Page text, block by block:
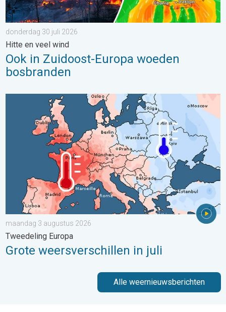
donderdag 30 juli 2026
Hitte en veel wind
Ook in Zuidoost-Europa woeden
bosbranden
Grote weersverschillen in juli. Tweedeling Europa. . .
maandag 3 augustus 2026
Tweedeling Europa
Grote weersverschillen in juli
Alle weernieuwsberichten